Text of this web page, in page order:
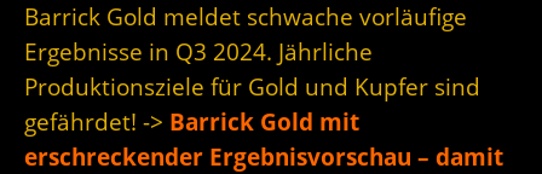
Barrick Gold meldet schwache vorläufige
Ergebnisse in Q3 2024. Jährliche
Produktionsziele für Gold und Kupfer sind
gefährdet! -> Barrick Gold mit
erschreckender Ergebnisvorschau – damit